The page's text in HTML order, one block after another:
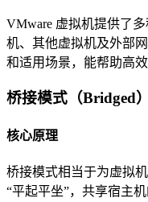
VMware 虚拟机提供了
机、其他虚拟机及外部
和适用场景，能帮助高
桥接模式（Bridged）
核心原理
桥接模式相当于为虚拟
“平起平坐”，共享宿主